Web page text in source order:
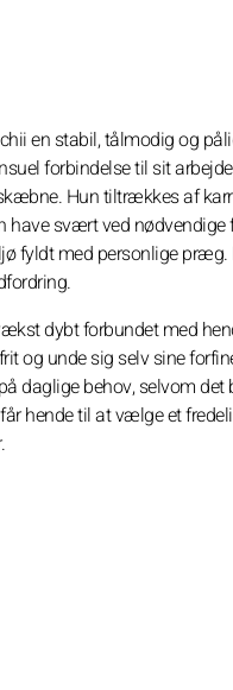
en stabil, tålmodig og
forbindelse til sit
Hun tiltrækkes af
svært ved
fyldt med personlige
dybt forbundet med
og unde sig selv sine
daglige behov, selvom
hende til at vælge et